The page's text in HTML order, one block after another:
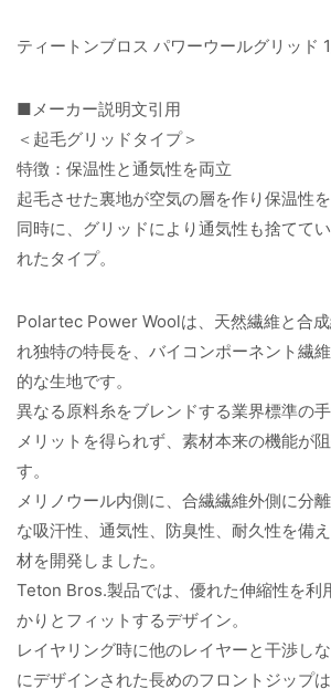
ティートンブロス パワーウールグリッド
■メーカー説明文引用
＜起毛グリッドタイプ＞
特徴：保温性と通気性を両立
起毛させた裏地が空気の層を作り保温性を
同時に、グリッドにより通気性も捨てて
れたタイプ。
Polartec Power Woolは、天然繊維と合
れ独特の特長を、バイコンポーネント繊
的な生地です。
異なる原料糸をブレンドする業界標準の
メリットを得られず、素材本来の機能が
す。
メリノウール内側に、合繊繊維外側に分
な吸汗性、通気性、防臭性、耐久性を備
材を開発しました。
Teton Bros.製品では、優れた伸縮性を利
かりとフィットするデザイン。
レイヤリング時に他のレイヤーと干渉し
にデザインされた長めのフロントジップ